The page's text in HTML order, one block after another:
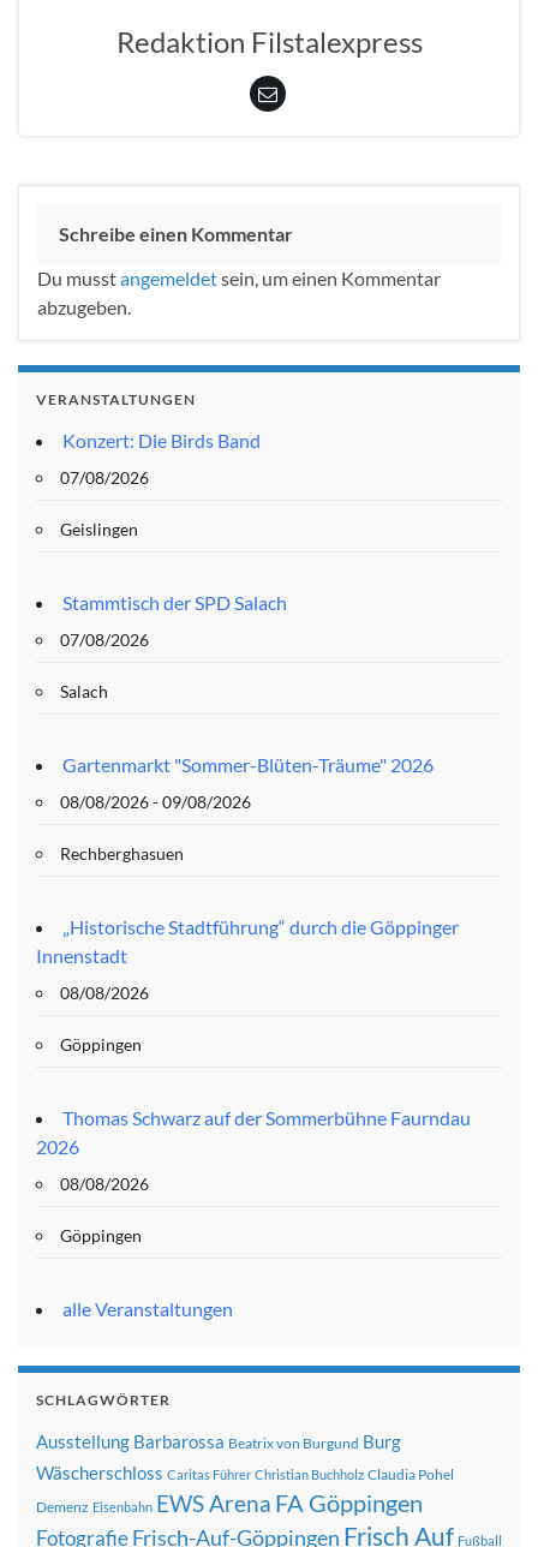
Redaktion Filstalexpress
Schreibe einen Kommentar
Du musstangemeldetsein, um einen Kommentar
abzugeben.
VERANSTALTUNGEN
Konzert: Die Birds Band
07/08/2026
Geislingen
Stammtisch der SPD Salach
07/08/2026
Salach
Gartenmarkt "Sommer-Blüten-Träume" 2026
08/08/2026 - 09/08/2026
Rechberghasuen
„Historische Stadtführung“ durch die Göppinger
Innenstadt
08/08/2026
Göppingen
Thomas Schwarz auf der Sommerbühne Faurndau
2026
08/08/2026
Göppingen
alle Veranstaltungen
SCHLAGWÖRTER
Ausstellung Barbarossa Beatrix von Burgund Burg
Wäscherschloss Caritas Führer Christian Buchholz Claudia Pohel
Demenz Eisenbahn EWS Arena FA Göppingen
FotografieFrisch-Auf-Göppingen Frisch Auf Fußball